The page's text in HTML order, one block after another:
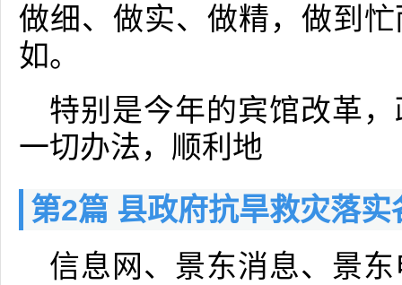
做细、做实、做精，做到
如。
特别是今年的宾馆改革
一切办法，顺利地
第2篇 县政府抗旱救灾落
信息网、景东消息、景